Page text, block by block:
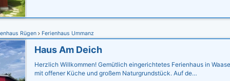
Rügen Ferienhaus Ummanz
Haus Am Deich
Herzlich Willkommen! Gemütlich eingerichtetes Ferienhaus in
mit offener Küche und großem Naturgrundstück. Auf de…